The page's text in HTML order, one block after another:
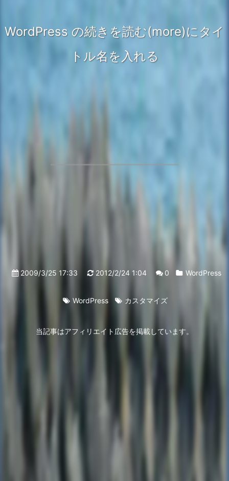
WordPress の続きを読む(more)にタイ
トル名を入れる
2009/3/25 17:33 2012/2/24 1:04 0 WordPress
WordPress カスタマイズ
当記事はアフィリエイト広告を掲載しています。